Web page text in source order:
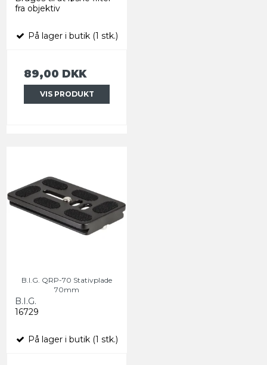
fra objektiv
På lager i butik (1 stk.)
89,00 DKK
VIS PRODUKT
B.I.G. QRP-70 Stativplade
70mm
B.I.G.
16729
På lager i butik (1 stk.)